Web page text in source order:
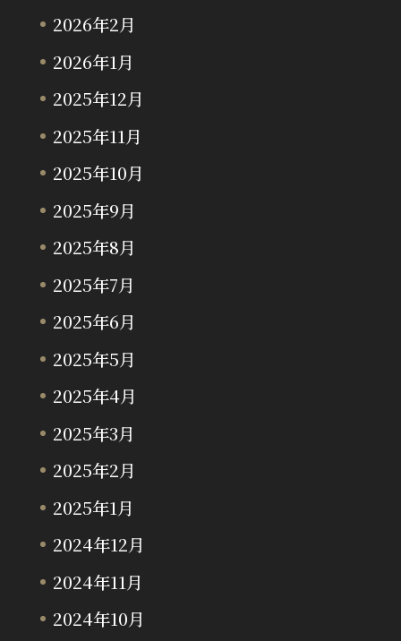
2026年2月
2026年1月
2025年12月
2025年11月
2025年10月
2025年9月
2025年8月
2025年7月
2025年6月
2025年5月
2025年4月
2025年3月
2025年2月
2025年1月
2024年12月
2024年11月
2024年10月